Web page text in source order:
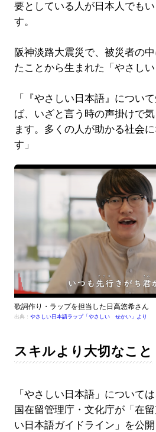
要としている人が日本人でも
す。
阪神淡路大震災で、被災者の
たことから生まれた「やさしい
「『やさしい日本語』につい
ば、いざと言う時の声掛けで
ます。多くの人が助かる社会
す」
歌詞作り・ラップを担当した日高悠希さん
出典： やさしい日本語ラップ「やさしい せかい」より
スキルより大切なこと
「やさしい日本語」について
国在留管理庁・文化庁が「在
い日本語ガイドライン」を公